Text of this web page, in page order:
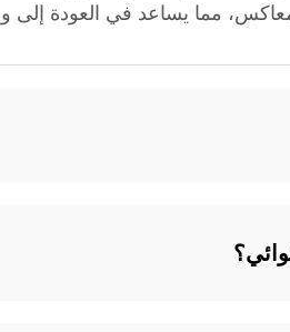
مما يساعد في العودة إلى